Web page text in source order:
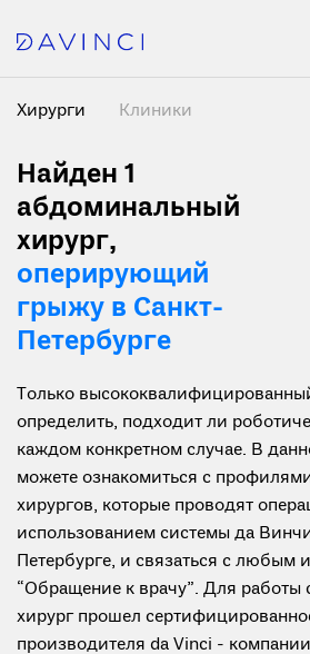
Хирурги Клиники
Найден 1
абдоминальный
хирург,
оперирующий
грыжу в Санкт-
Петербурге
Только
определить, подходит ли
каждом конкретном случае. В
можете ознакомиться с
хирургов, которые проводят
использованием системы да
Петербурге, и связаться с любым
“Обращение к врачу”. Для
хирург прошел
производителя da Vinci -